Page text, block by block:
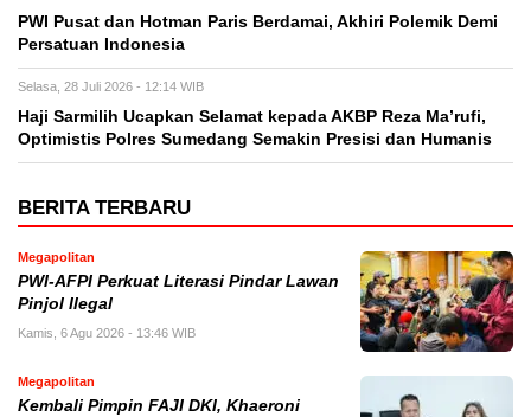
PWI Pusat dan Hotman Paris Berdamai, Akhiri Polemik Demi
Persatuan Indonesia
Selasa, 28 Juli 2026 - 12:14 WIB
Haji Sarmilih Ucapkan Selamat kepada AKBP Reza Ma’rufi,
Optimistis Polres Sumedang Semakin Presisi dan Humanis
BERITA TERBARU
Megapolitan
PWI-AFPI Perkuat Literasi Pindar Lawan
Pinjol Ilegal
Kamis, 6 Agu 2026 - 13:46 WIB
Megapolitan
Kembali Pimpin FAJI DKI, Khaeroni